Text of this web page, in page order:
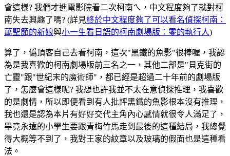
會這樣? 我們才進電影院看二次柯南ㄟ，中文程度夠了就對柯
南失去興趣了嗎? (詳見終於中文程度夠了可以看名偵探柯南：
萬聖節的新娘與小一生看日語的柯南劇場版：零的執行人)
算了，僞頂客自己去看柯南，這次"黑鐵的魚影"很棒喔，我認
為是我喜歡的柯南劇場版前三名之一，其他二部是"貝克街的
亡靈"跟"世紀末的魔術師"，都已經是超過二十年前的劇場版
了，怎麼會這樣呢? 我想也許我並不太在意偵探推理，我喜歡
的是劇情，所以即便看到有人批評黑鐵的魚影根本沒有推理，
我也還是認為本片有好好交代主角內心感情就很令人滿足了，
畢竟永遠的小學生要跟青梅竹馬走到最後的這種結局，我總覺
得大概等不到了，我對王家的紋章以及玻璃的假面也是這種看
法。